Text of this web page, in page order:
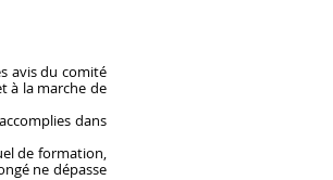
avis du comité
à la marche de
dans
de formation,
ne dépasse